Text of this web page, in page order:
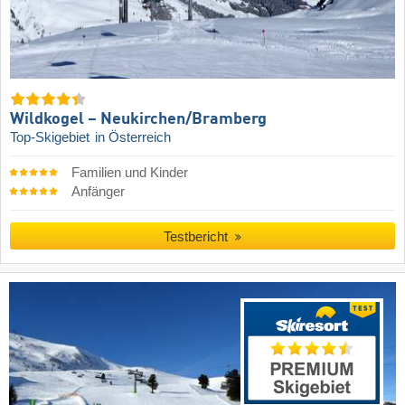
Wildkogel – Neukirchen/​Bramberg
Top-Skigebiet in Österreich
Familien und Kinder
Anfänger
Testbericht